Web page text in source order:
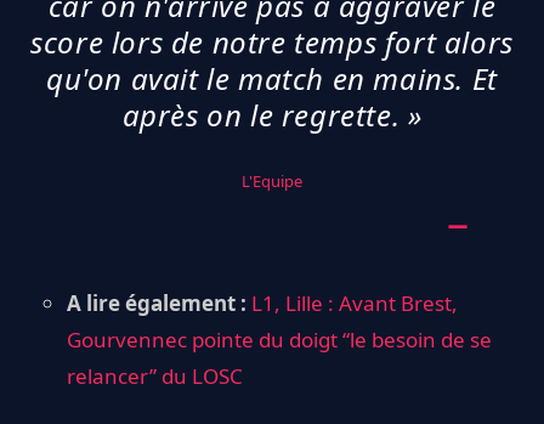
score lors de notre temps fort alors
qu'on avait le match en mains. Et
après on le regrette. »
L'Equipe
A lire également : L1, Lille : Avant Brest,
Gourvennec pointe du doigt “le besoin de se
relancer” du LOSC